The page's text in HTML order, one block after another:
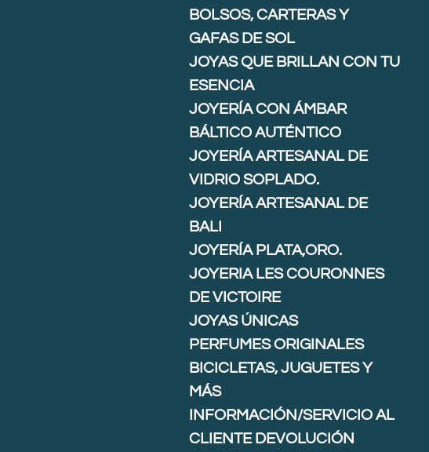
BOLSOS, CARTERAS Y
GAFAS DE SOL
JOYAS QUE BRILLAN CON TU
ESENCIA
JOYERÍA CON ÁMBAR
BÁLTICO AUTÉNTICO
JOYERÍA ARTESANAL DE
VIDRIO SOPLADO.
JOYERÍA ARTESANAL DE
BALI
JOYERÍA PLATA,ORO.
JOYERIA LES COURONNES
DE VICTOIRE
JOYAS ÚNICAS
PERFUMES ORIGINALES
BICICLETAS, JUGUETES Y
MÁS
INFORMACIÓN/SERVICIO AL
CLIENTE DEVOLUCIÓN